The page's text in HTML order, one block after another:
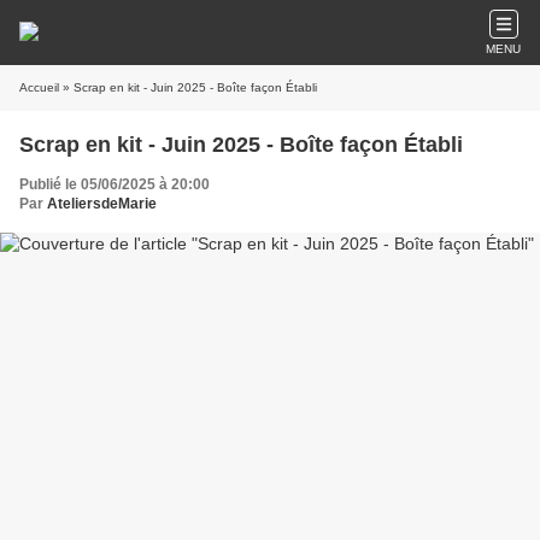
MENU
Accueil » Scrap en kit - Juin 2025 - Boîte façon Établi
Scrap en kit - Juin 2025 - Boîte façon Établi
Publié le 05/06/2025 à 20:00
Par AteliersdeMarie